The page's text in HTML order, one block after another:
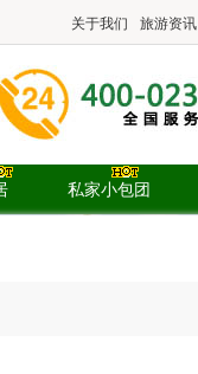
关于我们 旅游资讯
私家小包团